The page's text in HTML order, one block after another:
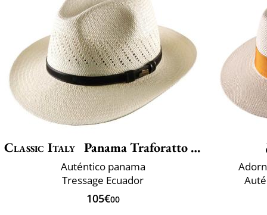
Classic Italy Panama Traforatto Belt
Auténtico panama
Tressage Ecuador
105€00